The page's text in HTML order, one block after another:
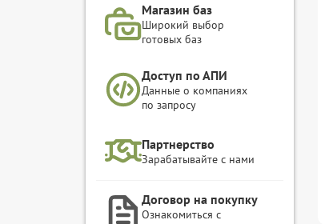
Магазин баз
Широкий выбор
готовых баз
Доступ по АПИ
Данные о компаниях
по запросу
Партнерство
Зарабатывайте с нами
Договор на покупку
Ознакомиться с